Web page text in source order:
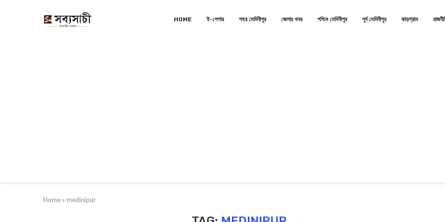
HOME ই-পেপার শহর মেদিনীপুর জেলার খবর পশ্চিম মেদিনীপুর পূর্ব মেদিনীপুর ঝাড়গ্রাম
Home » medinipur